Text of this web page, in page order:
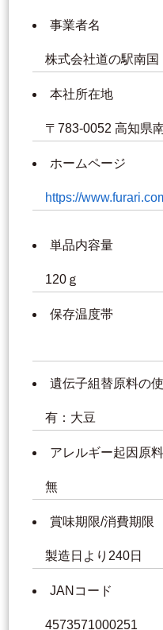
事業者名
株式会社道の駅南
本社所在地
〒783-0052 高知県
ホームページ
https://
単品内容量
120ｇ
保存温度帯
遺伝子組替原料の
有：大豆
アレルギー起因原
無
賞味期限/消費期限
製造日より240日
JANコード
4573571000251